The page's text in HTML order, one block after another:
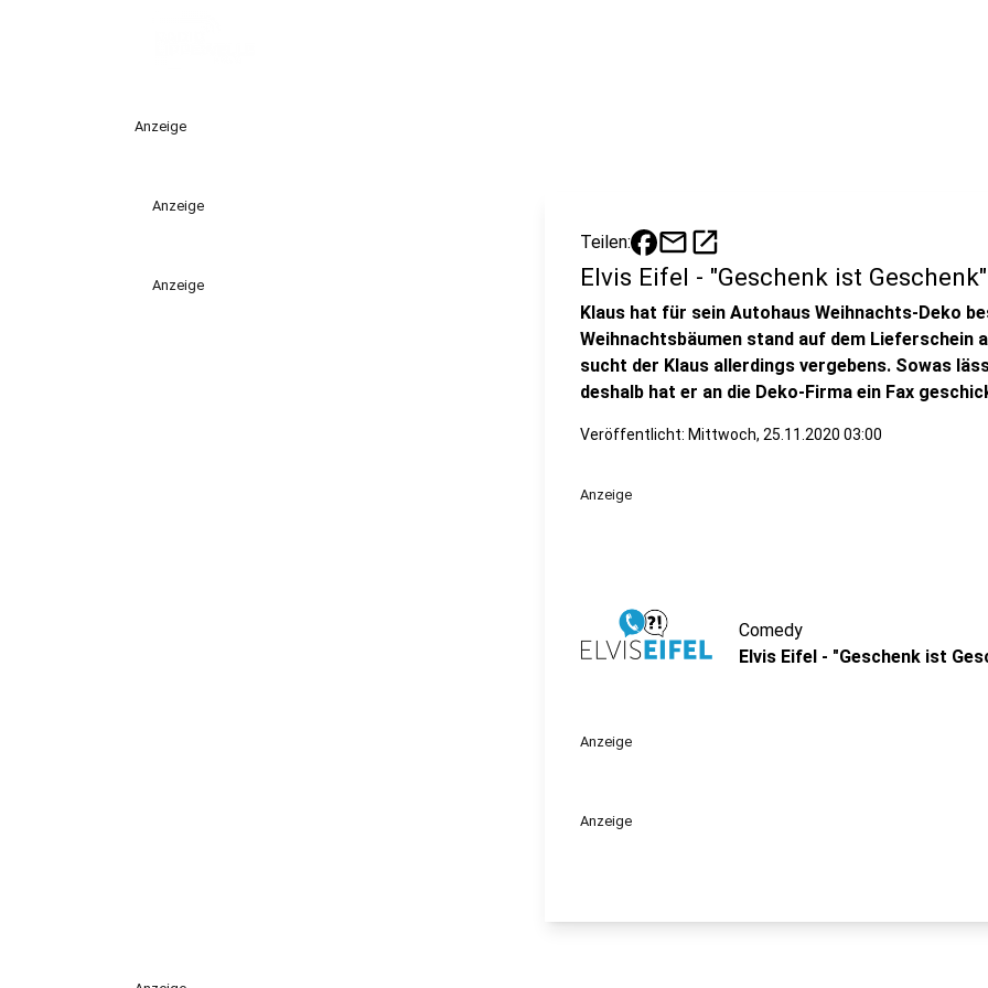
Anzeige
Anzeige
Anzeige
Teilen: mailopen_in_new
Elvis Eifel - "Geschenk ist Geschenk"
Klaus hat für sein Autohaus Weihnachts-Deko
Weihnachtsbäumen stand auf dem Lieferschein
sucht der Klaus allerdings vergebens. Sowas
deshalb hat er an die Deko-Firma ein Fax
Veröffentlicht: Mittwoch, 25.11.2020 03:00
Anzeige
Comedy
Elvis Eifel - "Geschenk ist
Anzeige
Anzeige